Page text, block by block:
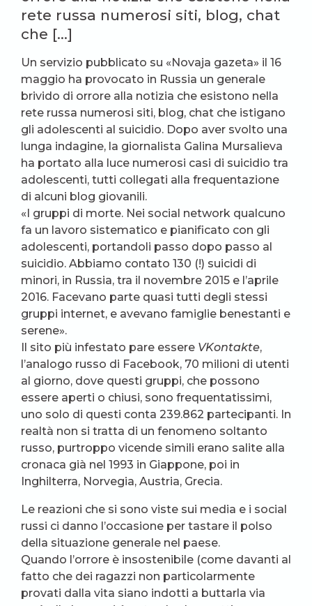
rete russa numerosi siti, blog, chat
che […]
Un servizio pubblicato su «Novaja gazeta» il 16
maggio ha provocato in Russia un generale
brivido di orrore alla notizia che esistono nella
rete russa numerosi siti, blog, chat che istigano
gli adolescenti al suicidio. Dopo aver svolto una
lunga indagine, la giornalista Galina Mursalieva
ha portato alla luce numerosi casi di suicidio tra
adolescenti, tutti collegati alla frequentazione
di alcuni blog giovanili.
«I gruppi di morte. Nei social network qualcuno
fa un lavoro sistematico e pianificato con gli
adolescenti, portandoli passo dopo passo al
suicidio. Abbiamo contato 130 (!) suicidi di
minori, in Russia, tra il novembre 2015 e l’aprile
2016. Facevano parte quasi tutti degli stessi
gruppi internet, e avevano famiglie benestanti e
serene».
Il sito più infestato pare essere VKontakte,
l’analogo russo di Facebook, 70 milioni di utenti
al giorno, dove questi gruppi, che possono
essere aperti o chiusi, sono frequentatissimi,
uno solo di questi conta 239.862 partecipanti. In
realtà non si tratta di un fenomeno soltanto
russo, purtroppo vicende simili erano salite alla
cronaca già nel 1993 in Giappone, poi in
Inghilterra, Norvegia, Austria, Grecia.
Le reazioni che si sono viste sui media e i social
russi ci danno l’occasione per tastare il polso
della situazione generale nel paese.
Quando l’orrore è insostenibile (come davanti al
fatto che dei ragazzi non particolarmente
provati dalla vita siano indotti a buttarla via